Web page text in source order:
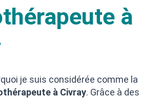
à
je suis considérée comme la
à Civray. Grâce à des